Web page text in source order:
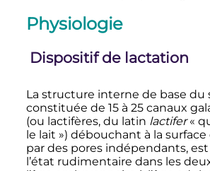
Physiologie
Dispositif de lactation
La structure interne de base du
constituée de 15 à 25 canaux
(ou lactifères, du latin lactifer«
le lait ») débouchant à la
par des pores indépendants,
l’état rudimentaire dans les